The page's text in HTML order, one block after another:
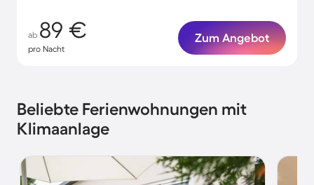
ab 89 €
pro Nacht
Zum Angebot
Beliebte Ferienwohnungen mit
Klimaanlage